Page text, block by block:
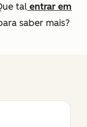
tal entrar em
saber mais?